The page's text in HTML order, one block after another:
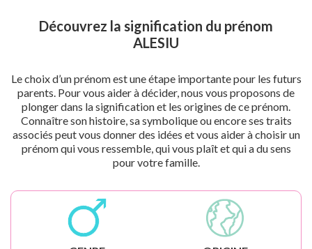
Découvrez la signification du prénom
ALESIU
Le choix d’un prénom est une étape importante pour les futurs
parents. Pour vous aider à décider, nous vous proposons de
plonger dans la signification et les origines de ce prénom.
Connaître son histoire, sa symbolique ou encore ses traits
associés peut vous donner des idées et vous aider à choisir un
prénom qui vous ressemble, qui vous plaît et qui a du sens
pour votre famille.